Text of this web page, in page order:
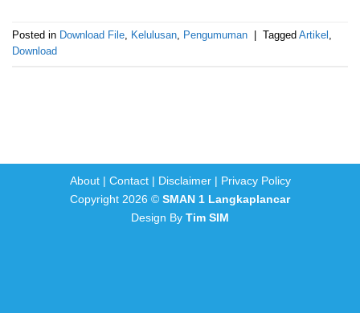
Posted in Download File Kelulusan Pengumuman Tagged Artikel
Download
About| Contact| Disclaimer| Privacy Policy
Copyright 2026 © SMAN 1 Langkaplancar
Design By Tim SIM